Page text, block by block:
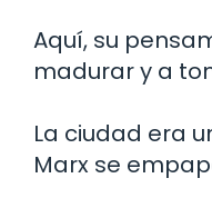
Aquí, su
madurar y a
La ciudad era
Marx se